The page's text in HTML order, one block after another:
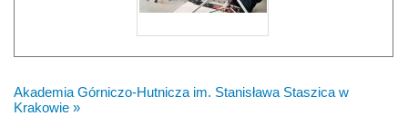
Akademia Górniczo-Hutnicza im. Stanisława Staszica w
Krakowie »